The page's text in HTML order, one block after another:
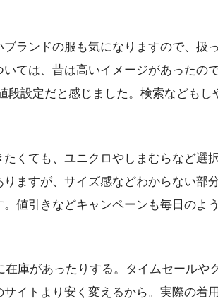
ランドの服も気になりますので、扱
ては、昔は高いイメージがあったの
段設定だと感じました。検索などもし
くても、ユニクロやしまむらなど選
ますが、サイズ感などわからない部
値引きなどキャンペーンも毎日のよ
庫があったりする。タイムセールや
イトより安く変えるから。実際の着